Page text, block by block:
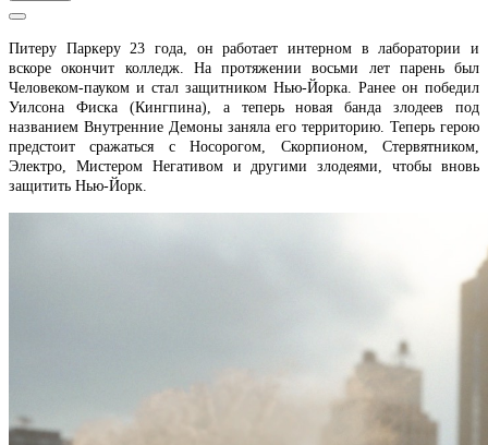
Питеру Паркеру 23 года, он работает интерном в лаборатории и
вскоре окончит колледж. На протяжении восьми лет парень был
Человеком-пауком и стал защитником Нью-Йорка. Ранее он победил
Уилсона Фиска (Кингпина), а теперь новая банда злодеев под
названием Внутренние Демоны заняла его территорию. Теперь герою
предстоит сражаться с Носорогом, Скорпионом, Стервятником,
Электро, Мистером Негативом и другими злодеями, чтобы вновь
защитить Нью-Йорк.